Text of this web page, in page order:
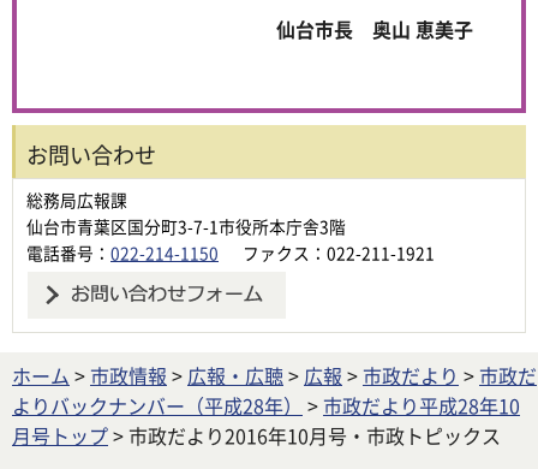
仙台市長 奥山 恵美子
お問い合わせ
総務局広報課
仙台市青葉区国分町3-7-1市役所本庁舎3階
電話番号： 022-214-1150 ファクス：022-211-1921
ホーム >市政情報 > 広報・広聴> 広報 >市政だより >市政だ
よりバックナンバー（平成28年）
>市政だより平成28年10
月号トップ> 市政だより2016年10月号・市政トピックス